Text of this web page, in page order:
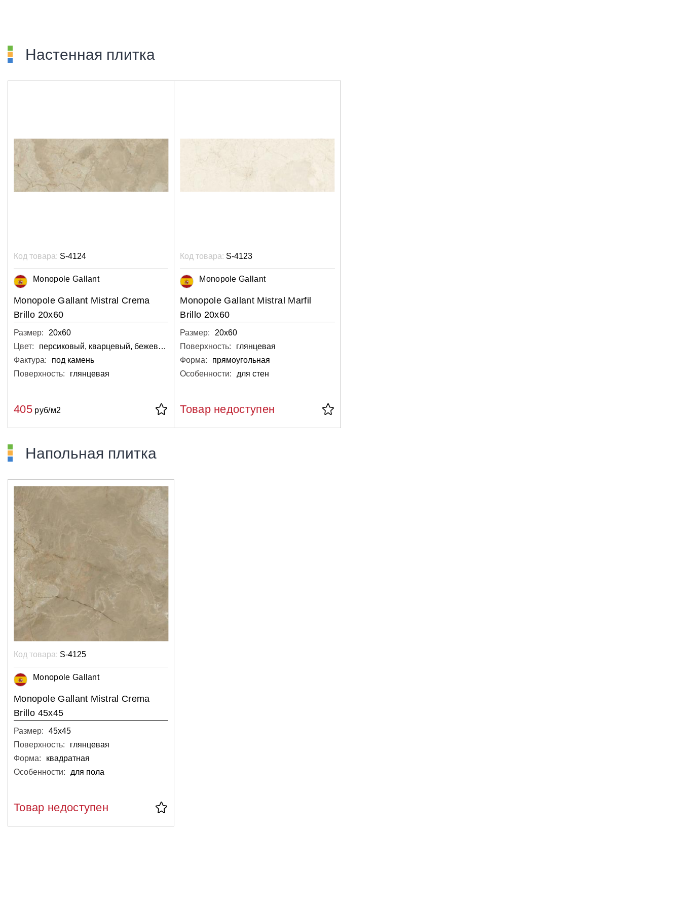
Настенная плитка
Код товара: S-4124
Monopole Gallant
Monopole Gallant Mistral Crema
Brillo 20x60
Размер:
20х60
Цвет:
персиковый, кварцевый, бежевый, светло-серый, светлый
Фактура:
под камень
Поверхность:
глянцевая
405руб/м2
Код товара: S-4123
Monopole Gallant
Monopole Gallant Mistral Marfil
Brillo 20x60
Размер:
20х60
Поверхность:
глянцевая
Форма:
прямоугольная
Особенности:
для стен
Товар недоступен
Напольная плитка
Код товара: S-4125
Monopole Gallant
Monopole Gallant Mistral Crema
Brillo 45x45
Размер:
45х45
Поверхность:
глянцевая
Форма:
квадратная
Особенности:
для пола
Товар недоступен